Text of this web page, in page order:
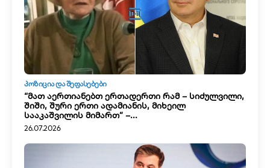
ᲞᲝᲖᲘᲪᲘᲐ ᲓᲐ ᲨᲔᲤᲐᲡᲔᲑᲔᲑᲘ
“მათ აერთიანებთ ერთადერთი რამ – სიძულვილი,
შიში, შური ერთი ადამიანის, მიხეილ
სააკაშვილის მიმართ” –...
26.07.2026